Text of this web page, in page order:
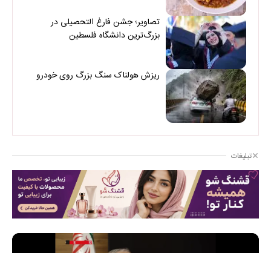
تصاویر؛ جشن فارغ التحصیلی در
بزرگ‌ترین دانشگاه فلسطین
ریزش هولناک سنگ بزرگ روی خودرو
تبلیغات